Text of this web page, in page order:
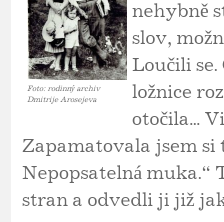
Foto: rodinný archiv
Dmitrije Arosejeva
nehybně
slov,
Loučili se.
ložnice
otočila...
Zapamatovala jsem si
Nepopsatelná muka.“
stran a odvedli ji již